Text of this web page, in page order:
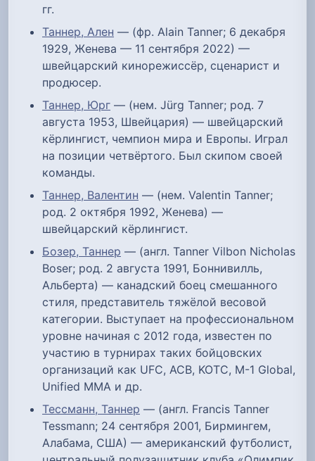
гг.
Таннер, Ален — (фр. Alain Tanner; 6 декабря
1929, Женева — 11 сентября 2022) —
швейцарский кинорежиссёр, сценарист и
продюсер.
Таннер, Юрг — (нем. Jürg Tanner; род. 7
августа 1953, Швейцария) — швейцарский
кёрлингист, чемпион мира и Европы. Играл
на позиции четвёртого. Был скипом своей
команды.
Таннер, Валентин — (нем. Valentin Tanner;
род. 2 октября 1992, Женева) —
швейцарский кёрлингист.
Бозер, Таннер — (англ. Tanner Vilbon Nicholas
Boser; род. 2 августа 1991, Боннивилль,
Альберта) — канадский боец смешанного
стиля, представитель тяжёлой весовой
категории. Выступает на профессиональном
уровне начиная с 2012 года, известен по
участию в турнирах таких бойцовских
организаций как UFC, ACB, KOTC, M-1 Global,
Unified MMA и др.
Тессманн, Таннер — (англ. Francis Tanner
Tessmann; 24 сентября 2001, Бирмингем,
Алабама, США) — американский футболист,